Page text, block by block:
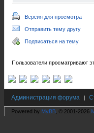
Версия для просмотра
Отправить тему другу
Подписаться на тему
Пользователи просматривают
Администрация форума |
Powered by MyBB , © 2001-2026